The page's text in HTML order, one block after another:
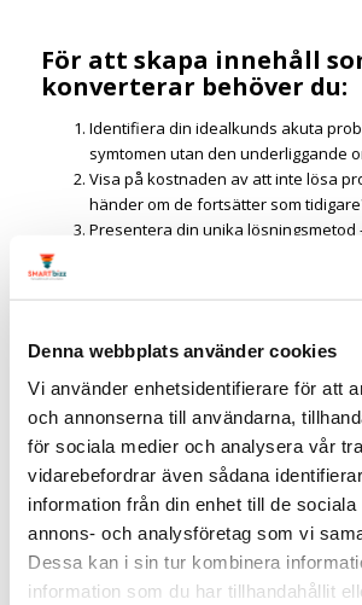
Denna webbplats använder cookies
Vi använder enhetsidentifierare för att
och annonserna till användarna,
för sociala medier och analysera vår
vidarebefordrar även sådana
information från din enhet till de sociala
annons- och analysföretag som vi
Dessa kan i sin tur kombinera
information som du har tillhandahållit
För att skapa innehåll
konverterar behöver du:
Identifiera din idealkunds akuta
symtomen utan den underliggande
Visa på kostnaden av att inte lösa
händer om de fortsätter som
Presentera din unika lösningsmetod
exempel eller kundcase.
Tre avgörande frågor
postar
Skapar mitt innehåll en känsla
bara intresse?
Tips är trevligt. Men känslor driver
Är det tydligt att jag är en
en gratis resurs?
Om du bara utbildar utan att visa din
följarna dig som någon att lyssna
Kan någon läsa detta och känna: